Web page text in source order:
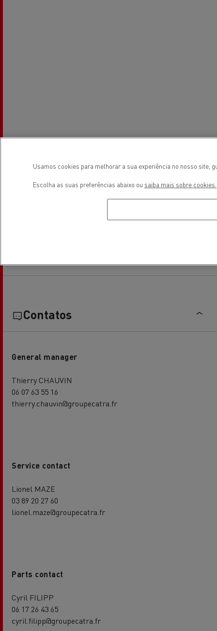
Contatos
General manager
Thierry CHAUVIN
06 07 63 55 16
thierry.chauvin@groupecatra.fr
Service contact
Lionel MAZE
03 89 20 27 60
lionel.maze@groupecatra.fr
Parts contact
Cyril FILIPP
06 17 26 43 65
cyril.filipp@groupecatra.fr
Usamos cookies para melhorar a sua experiência no nosso site,
Escolha as suas preferências abaixo ou saiba mais sobre cookies.